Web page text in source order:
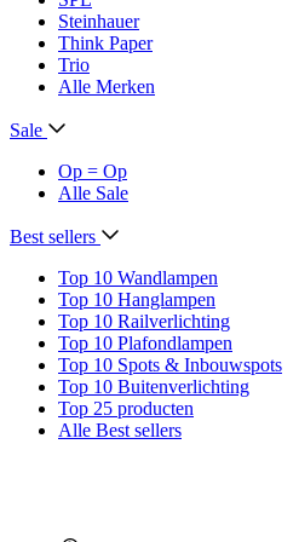
Steinhauer
Think Paper
Trio
Alle Merken
Sale
Op = Op
Alle Sale
Best sellers
Top 10 Wandlampen
Top 10 Hanglampen
Top 10 Railverlichting
Top 10 Plafondlampen
Top 10 Spots & Inbouwspots
Top 10 Buitenverlichting
Top 25 producten
Alle Best sellers